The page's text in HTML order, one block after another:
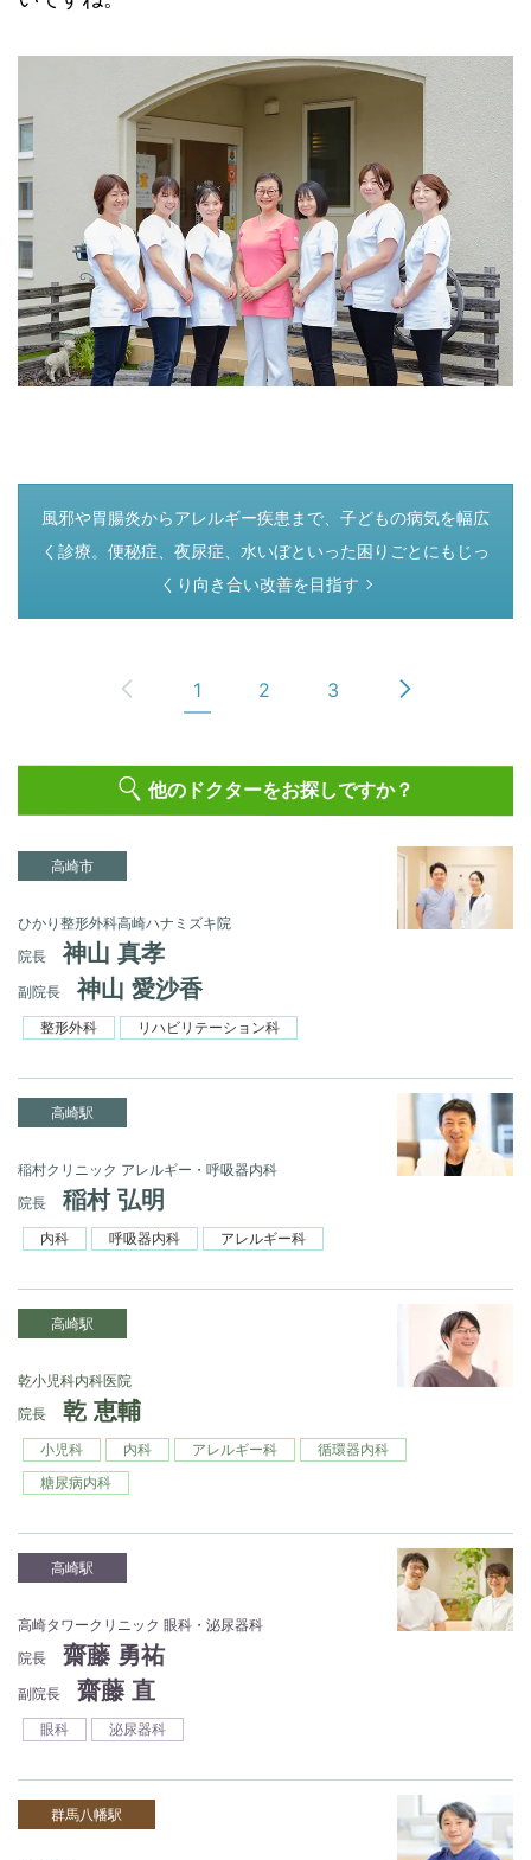
つぎのページ
風邪や胃腸炎からアレルギー疾患まで、子どもの病気を幅広
く診療。便秘症、夜尿症、水いぼといった困りごとにもじっ
くり向き合い改善を目指す
1 2 3
他のドクターをお探しですか？
高崎市
ひかり整形外科高崎ハナミズキ院
院長
神山 真孝
副院長 神山 愛沙香
整形外科 リハビリテーション科
高崎駅
稲村クリニック アレルギー・呼吸器内科
院長
稲村 弘明
内科 呼吸器内科 アレルギー科
高崎駅
乾小児科内科医院
院長
乾 恵輔
小児科 内科 アレルギー科
循環器内科
糖尿病内科
高崎駅
高崎タワークリニック 眼科・泌尿器科
院長
齋藤 勇祐
副院長 齋藤 直
眼科 泌尿器科
群馬八幡駅